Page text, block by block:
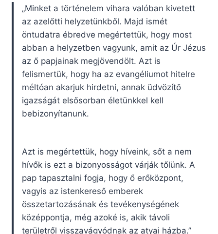
„Minket a történelem vihara valóban kivetett
az azelőtti helyzetünkből. Majd ismét
öntudatra ébredve megértettük, hogy most
abban a helyzetben vagyunk, amit az Úr Jézus
az ő papjainak megjövendölt. Azt is
felismertük, hogy ha az evangéliumot hitelre
méltóan akarjuk hirdetni, annak üdvözítő
igazságát elsősorban életünkkel kell
bebizonyítanunk.
Azt is megértettük, hogy híveink, sőt a nem
hívők is ezt a bizonyosságot várják tőlünk. A
pap tapasztalni fogja, hogy ő erőközpont,
vagyis az istenkereső emberek
összetartozásának és tevékenységének
középpontja, még azoké is, akik távoli
területről visszavágyódnak az atyai házba.”